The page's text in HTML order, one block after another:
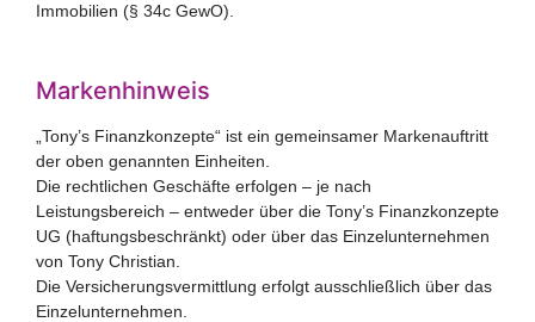
Immobilien (§ 34c GewO).
Markenhinweis
„Tony’s Finanzkonzepte“ ist ein gemeinsamer Markenauftritt
der oben genannten Einheiten.
Die rechtlichen Geschäfte erfolgen – je nach
Leistungsbereich – entweder über die Tony’s Finanzkonzepte
UG (haftungsbeschränkt) oder über das Einzelunternehmen
von Tony Christian.
Die Versicherungsvermittlung erfolgt ausschließlich über das
Einzelunternehmen.